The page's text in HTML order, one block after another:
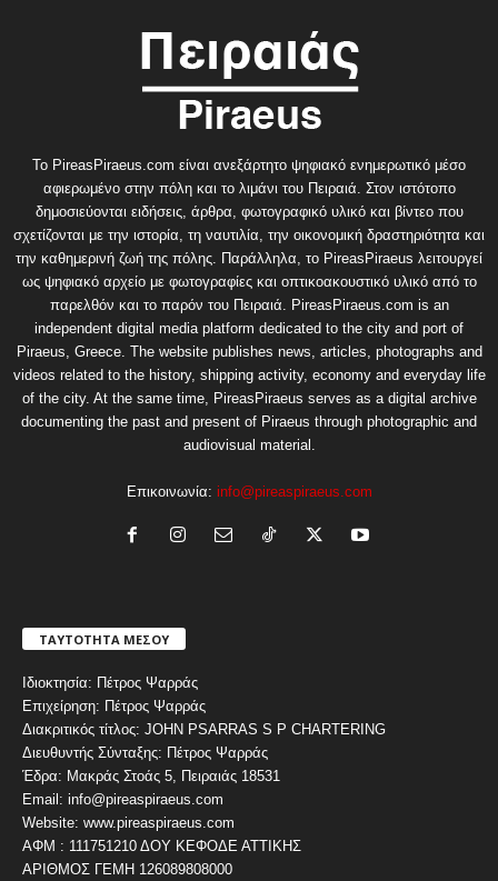
Το PireasPiraeus.com είναι ανεξάρτητο ψηφιακό ενημερωτικό μέσο
αφιερωμένο στην πόλη και το λιμάνι του Πειραιά. Στον ιστότοπο
δημοσιεύονται ειδήσεις, άρθρα, φωτογραφικό υλικό και βίντεο που
σχετίζονται με την ιστορία, τη ναυτιλία, την οικονομική δραστηριότητα και
την καθημερινή ζωή της πόλης. Παράλληλα, το PireasPiraeus λειτουργεί
ως ψηφιακό αρχείο με φωτογραφίες και οπτικοακουστικό υλικό από το
παρελθόν και το παρόν του Πειραιά. PireasPiraeus.com is an
independent digital media platform dedicated to the city and port of
Piraeus, Greece. The website publishes news, articles, photographs and
videos related to the history, shipping activity, economy and everyday life
of the city. At the same time, PireasPiraeus serves as a digital archive
documenting the past and present of Piraeus through photographic and
audiovisual material.
Επικοινωνία: info@pireaspiraeus.com
ΤΑΥΤΟΤΗΤΑ ΜΕΣΟΥ
Ιδιοκτησία: Πέτρος Ψαρράς
Επιχείρηση: Πέτρος Ψαρράς
Διακριτικός τίτλος: JOHN PSARRAS S P CHARTERING
Διευθυντής Σύνταξης: Πέτρος Ψαρράς
Έδρα: Μακράς Στοάς 5, Πειραιάς 18531
Email: info@pireaspiraeus.com
Website: www.pireaspiraeus.com
ΑΦΜ : 111751210 ΔΟΥ ΚΕΦΟΔΕ ΑΤΤΙΚΗΣ
ΑΡΙΘΜΟΣ ΓΕΜΗ 126089808000